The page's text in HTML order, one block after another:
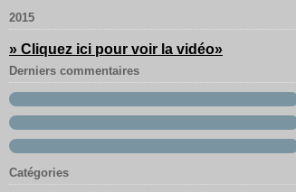
2015
» Cliquez ici pour voir la vidéo»
Derniers commentaires
Catégories